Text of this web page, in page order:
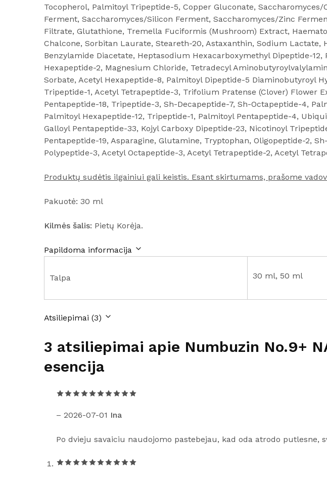
Tocopherol, Palmitoyl Tripeptide-5, Copper Gluconate,
Ferment, Saccharomyces/Silicon Ferment, Saccharomyces/Zinc
Filtrate, Glutathione, Tremella Fuciformis (Mushroom) Extract,
Chalcone, Sorbitan Laurate, Steareth-20, Astaxanthin, Sodium
Benzylamide Diacetate, Heptasodium Hexacarboxymethyl Dipeptide-
Hexapeptide-2, Magnesium Chloride, Tetradecyl
Sorbate, Acetyl Hexapeptide-8, Palmitoyl Dipeptide-5 Diaminobutyroyl
Tripeptide-1, Acetyl Tetrapeptide-3, Trifolium Pratense (Clover) Flower
Pentapeptide-18, Tripeptide-3, Sh-Decapeptide-7, Sh-Octapeptide-4,
Palmitoyl Hexapeptide-12, Tripeptide-1, Palmitoyl Pentapeptide-4,
Galloyl Pentapeptide-33, Kojyl Carboxy Dipeptide-23, Nicotinoyl
Pentapeptide-19, Asparagine, Glutamine, Tryptophan, Oligopeptide-2,
Polypeptide-3, Acetyl Octapeptide-3, Acetyl Tetrapeptide-2, Acetyl
Produktų sudėtis ilgainiui gali keistis. Esant skirtumams, prašome
Pakuotė: 30 ml
Kilmės šalis: Pietų Korėja.
Papildoma informacija
Talpa 30 ml, 50 ml
Atsiliepimai (3)
3 atsiliepimai apie Numbuzin No.9+
esencija
– 2026-07-01 Ina
Po dvieju savaiciu naudojomo pastebejau, kad oda atrodo putlesne,